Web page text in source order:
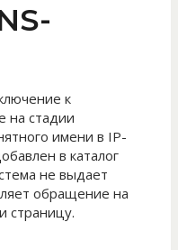
к
на стадии
имени в IP-
в каталог
не выдает
обращение на
страницу.